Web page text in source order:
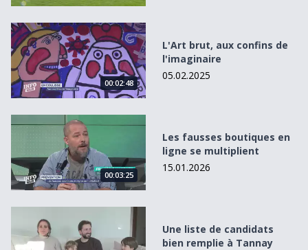
L&#039;Art brut, aux confins de l&#039;imaginaire
00:02:48
L'Art brut, aux confins de
l'imaginaire
05.02.2025
Les fausses boutiques en ligne se multiplient
00:03:25
Les fausses boutiques en
ligne se multiplient
15.01.2026
Une liste de candidats bien remplie à Tannay
Une liste de candidats
bien remplie à Tannay